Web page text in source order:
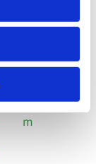
Social
Impressu
m